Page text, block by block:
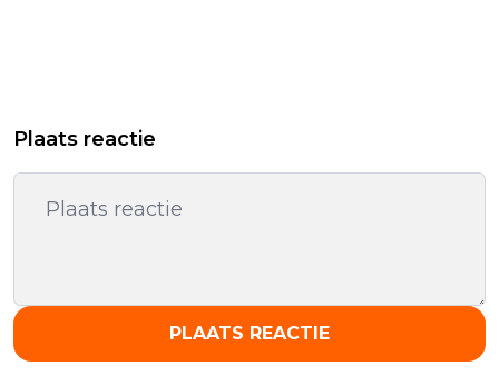
Plaats reactie
PLAATS REACTIE